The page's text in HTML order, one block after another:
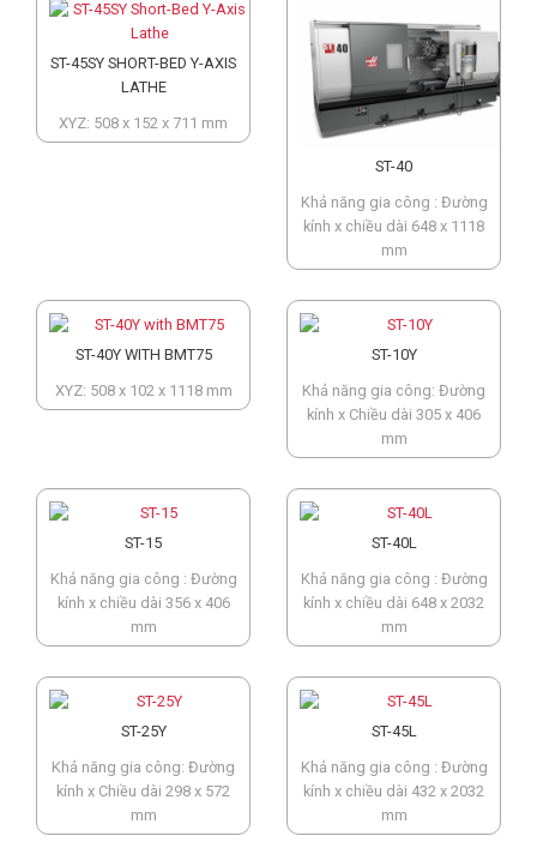
ST-45SY SHORT-BED Y-AXIS
LATHE
XYZ: 508 x 152 x 711 mm
ST-40
Khả năng gia công : Đường
kính x chiều dài 648 x 1118
mm
ST-40Y WITH BMT75
XYZ: 508 x 102 x 1118 mm
ST-10Y
Khả năng gia công: Đường
kính x Chiều dài 305 x 406
mm
ST-15
Khả năng gia công : Đường
kính x chiều dài 356 x 406
mm
ST-40L
Khả năng gia công : Đường
kính x chiều dài 648 x 2032
mm
ST-25Y
Khả năng gia công: Đường
kính x Chiều dài 298 x 572
mm
ST-45L
Khả năng gia công : Đường
kính x chiều dài 432 x 2032
mm